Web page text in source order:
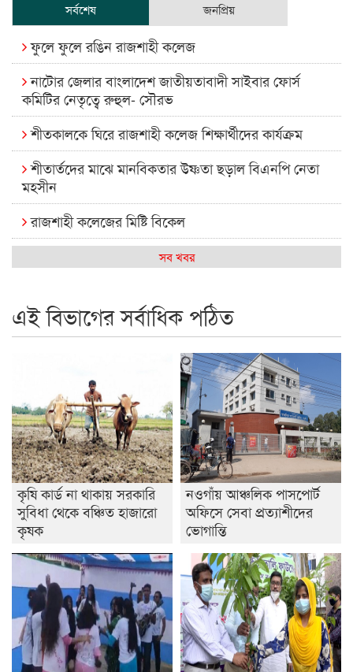
সর্বশেষ জনপ্রিয়
ফুলে ফুলে রঙিন রাজশাহী কলেজ
নাটোর জেলার বাংলাদেশ জাতীয়তাবাদী সাইবার ফোর্স
কমিটির নেতৃত্বে রুহুল- সৌরভ
শীতকালকে ঘিরে রাজশাহী কলেজ শিক্ষার্থীদের কার্যক্রম
শীতার্তদের মাঝে মানবিকতার উষ্ণতা ছড়াল বিএনপি নেতা
মহসীন
রাজশাহী কলেজের মিষ্টি বিকেল
কেমন আছে আমাদের দেশের মধ্যবিত্তরা
রাজশাইন একাডেমির ফল প্রকাশ ও পুরস্কার বিতরণ
রাজশাহী কলেজের শিক্ষার্থী শাখাওয়াত পেলেন স্টার এক্সিলেন্স
বিশ্ব নদী বিবস উপলক্ষে নদী সুরক্ষায় নাওযাত্রা
খেলার মাঠে বানানো হয়েছে গর্ত ঝুঁকিতে আষাড়িয়াদহর দুই
বিদ্যালয়
ইসলামের ইতিহাস ও সংস্কৃতি বিভাগের লাইট হাউজ ক্লাবের
নেতৃত্ব ইসতিয়াক-মাহফুজ
ডাকসুতে শিবিরের নিরঙ্কুশ জয়
রাজশাহীতে ট্রাকচাপায় ভ্যানচালক নিহত
শেষ সময়ে ভোট কারচুরি অভিযোগ আবিদের
সব খবর
এই বিভাগের সর্বাধিক পঠিত
কৃষি কার্ড না থাকায় সরকারি
সুবিধা থেকে বঞ্চিত হাজারো
কৃষক
নওগাঁয় আঞ্চলিক পাসপোর্ট
অফিসে সেবা প্রত্যাশীদের
ভোগান্তি